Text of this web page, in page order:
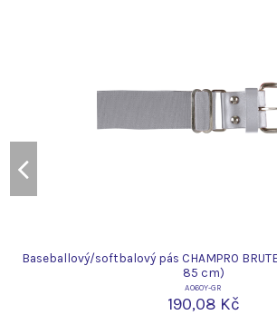
Baseballový/softbalový pás CHAMPRO
85 cm)
A060Y-GR
190,08 Kč